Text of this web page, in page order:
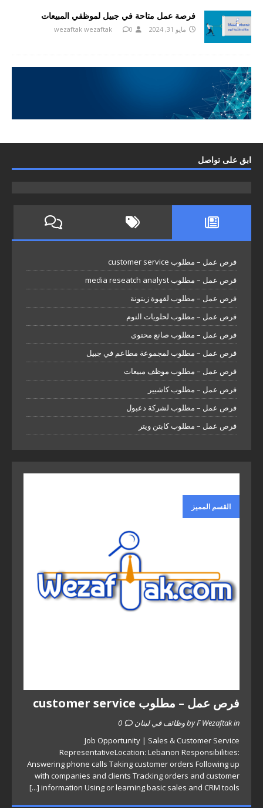
فرصة عمل متاحة في جبيل لموظفي المبيعات
مايو 31, 2024 wezaftak wezaftak 0
ابق على تواصل
فرص عمل – مطلوب customer service
فرص عمل – مطلوب media reseatch analyst
فرص عمل – مطلوب لقهوة زيتونة
فرص عمل – مطلوب لحلويات التوم
فرص عمل – مطلوب صانع محتوى
فرص عمل – مطلوب لمجموعة مطاعم في جبيل
فرص عمل – مطلوب موظف مبيعات
فرص عمل – مطلوب كاشيير
فرص عمل – مطلوب لشركة دعبول
فرص عمل – مطلوب كابتن ويتر
القسم المميز
فرص عمل – مطلوب customer service
by F Wezaftak in وظائف في لبنان
0
Job Opportunity | Sales & Customer Service
RepresentativeLocation: Lebanon Responsibilities:
Answering phone calls Taking customer orders Following up
with companies and clients Tracking orders and customer
information Using or learning basic sales and CRM tools
[...]